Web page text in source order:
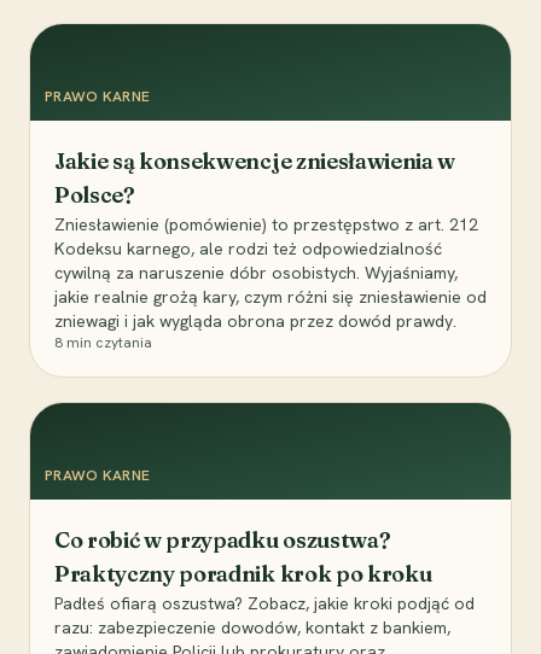
PRAWO KARNE
Jakie są konsekwencje zniesławienia w
Polsce?
Zniesławienie (pomówienie) to przestępstwo z art. 212
Kodeksu karnego, ale rodzi też odpowiedzialność
cywilną za naruszenie dóbr osobistych. Wyjaśniamy,
jakie realnie grożą kary, czym różni się zniesławienie od
zniewagi i jak wygląda obrona przez dowód prawdy.
8 min czytania
PRAWO KARNE
Co robić w przypadku oszustwa?
Praktyczny poradnik krok po kroku
Padłeś ofiarą oszustwa? Zobacz, jakie kroki podjąć od
razu: zabezpieczenie dowodów, kontakt z bankiem,